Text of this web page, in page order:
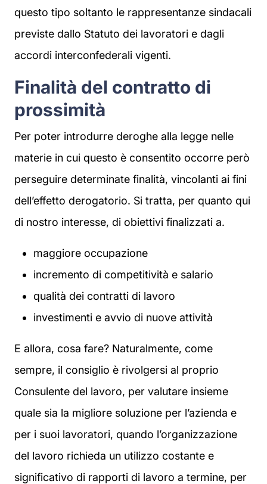
questo tipo soltanto le rappresentanze sindacali
previste dallo Statuto dei lavoratori e dagli
accordi interconfederali vigenti.
Finalità del contratto di
prossimità
Per poter introdurre deroghe alla legge nelle
materie in cui questo è consentito occorre però
perseguire determinate finalità, vincolanti ai fini
dell’effetto derogatorio. Si tratta, per quanto qui
di nostro interesse, di obiettivi finalizzati a.
maggiore occupazione
incremento di competitività e salario
qualità dei contratti di lavoro
investimenti e avvio di nuove attività
E allora, cosa fare? Naturalmente, come
sempre, il consiglio è rivolgersi al proprio
Consulente del lavoro, per valutare insieme
quale sia la migliore soluzione per l’azienda e
per i suoi lavoratori, quando l’organizzazione
del lavoro richieda un utilizzo costante e
significativo di rapporti di lavoro a termine, per